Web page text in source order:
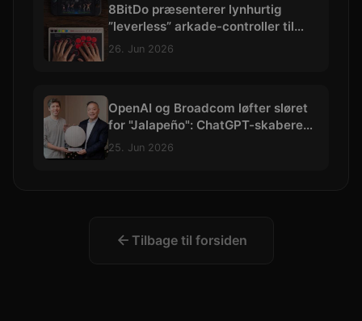
8BitDo præsenterer lynhurtig
”leverless” arkade-controller til
hardcore kampspils-entusiaster
26. Jun 2026
OpenAI og Broadcom løfter sløret
for "Jalapeño": ChatGPT-skaberens
allerførste AI-chip
25. Jun 2026
Tilbage til forsiden